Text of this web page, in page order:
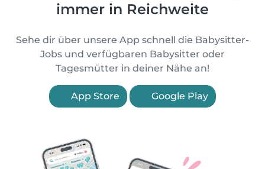
immer in Reichweite
Sehe dir über unsere App schnell die Babysitter-
Jobs und verfügbaren Babysitter oder
Tagesmütter in deiner Nähe an!
App Store Google Play